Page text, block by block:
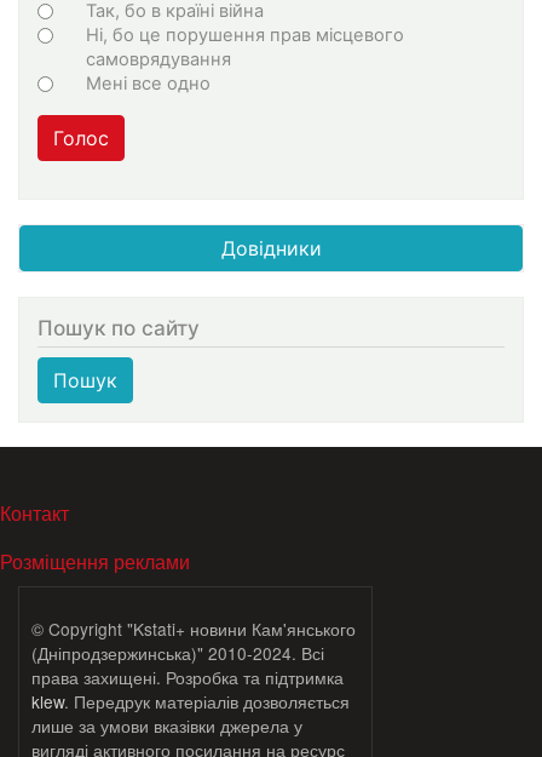
Варіанти
Так, бо в країні війна
Ні, бо це порушення прав місцевого
самоврядування
Мені все одно
Голос
Довідники
Пошук по сайту
Пошук
МЕНЮ В ПОДВАЛЕ
Контакт
Розміщення реклами
© Copyright "Kstati+ новини Кам'янського
(Дніпродзержинська)" 2010-2024. Всі
права захищені. Розробка та підтримка
klew. Передрук матеріалів дозволяється
лише за умови вказівки джерела у
вигляді активного посилання на ресурс